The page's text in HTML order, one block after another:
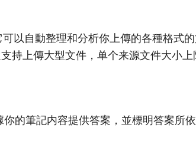
以自動整理和分析你上傳的各種格式
上傳大型文件，单个来源文件大小
的筆記内容提供答案，並標明答案所